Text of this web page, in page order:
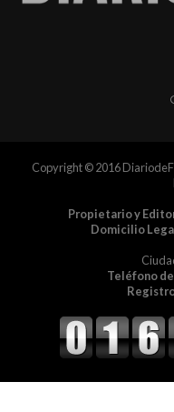
Copyright © 2016
Propietario y
Domicilio
Teléfono